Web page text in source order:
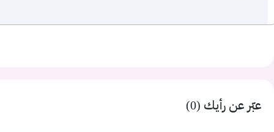
عبّر عن رأيك (0)